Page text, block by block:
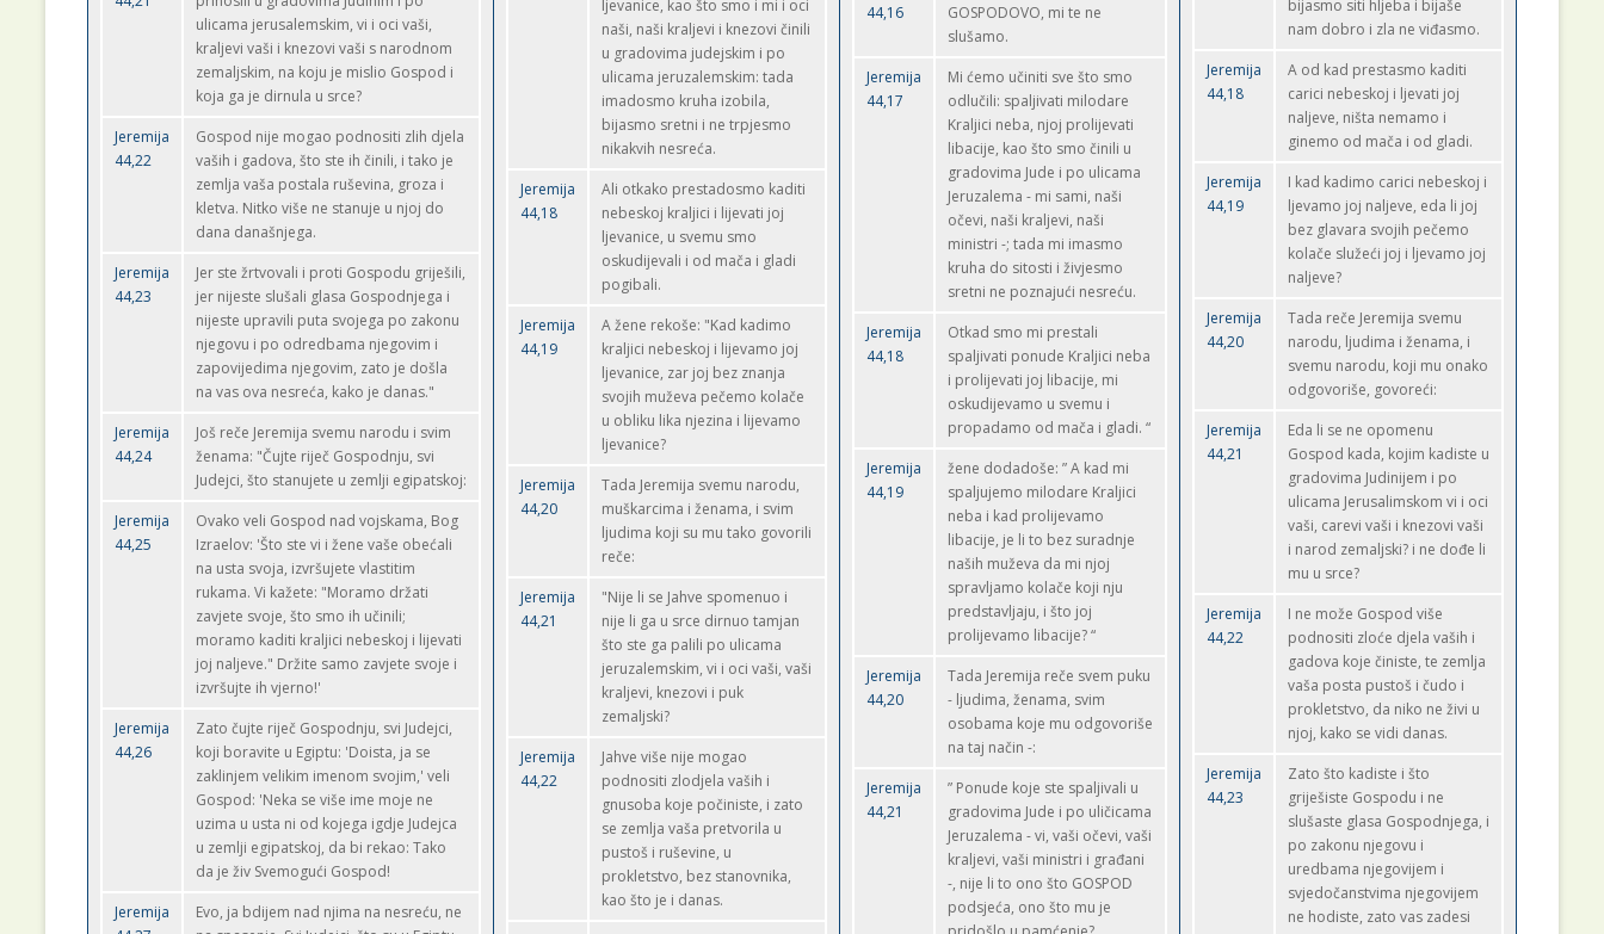
ulicama jerusalemskim, vi i oci vaši,
kraljevi vaši i knezovi vaši s narodnom
zemaljskim, na koju je mislio Gospod i
koja ga je dirnula u srce?
Jeremija
44,22
Gospod nije mogao podnositi zlih djela
vaših i gadova, što ste ih činili, i tako je
zemlja vaša postala ruševina, groza i
kletva. Nitko više ne stanuje u njoj do
dana današnjega.
Jeremija
44,23
Jer ste žrtvovali i proti Gospodu griješili,
jer nijeste slušali glasa Gospodnjega i
nijeste upravili puta svojega po zakonu
njegovu i po odredbama njegovim i
zapovijedima njegovim, zato je došla
na vas ova nesreća, kako je danas."
Jeremija
44,24
Još reče Jeremija svemu narodu i svim
ženama: "Čujte riječ Gospodnju, svi
Judejci, što stanujete u zemlji egipatskoj:
Jeremija
44,25
Ovako veli Gospod nad vojskama, Bog
Izraelov: 'Što ste vi i žene vaše obećali
na usta svoja, izvršujete vlastitim
rukama. Vi kažete: "Moramo držati
zavjete svoje, što smo ih učinili;
moramo kaditi kraljici nebeskoj i lijevati
joj naljeve." Držite samo zavjete svoje i
izvršujte ih vjerno!'
Jeremija
44,26
Zato čujte riječ Gospodnju, svi Judejci,
koji boravite u Egiptu: 'Doista, ja se
zaklinjem velikim imenom svojim,' veli
Gospod: 'Neka se više ime moje ne
uzima u usta ni od kojega igdje Judejca
u zemlji egipatskoj, da bi rekao: Tako
da je živ Svemogući Gospod!
Jeremija
Evo, ja bdijem nad njima na nesreću, ne
ljevanice, kao što smo i mi i oci
naši, naši kraljevi i knezovi činili
u gradovima judejskim i po
ulicama jeruzalemskim: tada
imadosmo kruha izobila,
bijasmo sretni i ne trpjesmo
nikakvih nesreća.
Jeremija
44,18
Ali otkako prestadosmo kaditi
nebeskoj kraljici i lijevati joj
ljevanice, u svemu smo
oskudijevali i od mača i gladi
pogibali.
Jeremija
44,19
A žene rekoše: "Kad kadimo
kraljici nebeskoj i lijevamo joj
ljevanice, zar joj bez znanja
svojih muževa pečemo kolače
u obliku lika njezina i lijevamo
ljevanice?
Jeremija
44,20
Tada Jeremija svemu narodu,
muškarcima i ženama, i svim
ljudima koji su mu tako govorili
reče:
Jeremija
44,21
"Nije li se Jahve spomenuo i
nije li ga u srce dirnuo tamjan
što ste ga palili po ulicama
jeruzalemskim, vi i oci vaši, vaši
kraljevi, knezovi i puk
zemaljski?
Jeremija
44,22
Jahve više nije mogao
podnositi zlodjela vaših i
gnusoba koje počiniste, i zato
se zemlja vaša pretvorila u
pustoš i ruševine, u
prokletstvo, bez stanovnika,
kao što je i danas.
44,16
GOSPODOVO, mi te ne
slušamo.
Jeremija
44,17
Mi ćemo učiniti sve što smo
odlučili: spaljivati milodare
Kraljici neba, njoj prolijevati
libacije, kao što smo činili u
gradovima Jude i po ulicama
Jeruzalema - mi sami, naši
očevi, naši kraljevi, naši
ministri -; tada mi imasmo
kruha do sitosti i živjesmo
sretni ne poznajući nesreću.
Jeremija
44,18
Otkad smo mi prestali
spaljivati ponude Kraljici neba
i prolijevati joj libacije, mi
oskudijevamo u svemu i
propadamo od mača i gladi. “
Jeremija
44,19
žene dodadoše: ” A kad mi
spaljujemo milodare Kraljici
neba i kad prolijevamo
libacije, je li to bez suradnje
naših muževa da mi njoj
spravljamo kolače koji nju
predstavljaju, i što joj
prolijevamo libacije? “
Jeremija
44,20
Tada Jeremija reče svem puku
- ljudima, ženama, svim
osobama koje mu odgovoriše
na taj način -:
Jeremija
44,21
” Ponude koje ste spaljivali u
gradovima Jude i po uličicama
Jeruzalema - vi, vaši očevi, vaši
kraljevi, vaši ministri i građani
-, nije li to ono što GOSPOD
podsjeća, ono što mu je
bijasmo siti hljeba i bijaše
nam dobro i zla ne viđasmo.
Jeremija
44,18
A od kad prestasmo kaditi
carici nebeskoj i ljevati joj
naljeve, ništa nemamo i
ginemo od mača i od gladi.
Jeremija
44,19
I kad kadimo carici nebeskoj i
ljevamo joj naljeve, eda li joj
bez glavara svojih pečemo
kolače služeći joj i ljevamo joj
naljeve?
Jeremija
44,20
Tada reče Jeremija svemu
narodu, ljudima i ženama, i
svemu narodu, koji mu onako
odgovoriše, govoreći:
Jeremija
44,21
Eda li se ne opomenu
Gospod kada, kojim kadiste u
gradovima Judinijem i po
ulicama Jerusalimskom vi i oci
vaši, carevi vaši i knezovi vaši
i narod zemaljski? i ne dođe li
mu u srce?
Jeremija
44,22
I ne može Gospod više
podnositi zloće djela vaših i
gadova koje činiste, te zemlja
vaša posta pustoš i čudo i
prokletstvo, da niko ne živi u
njoj, kako se vidi danas.
Jeremija
44,23
Zato što kadiste i što
griješiste Gospodu i ne
slušaste glasa Gospodnjega, i
po zakonu njegovu i
uredbama njegovijem i
svjedočanstvima njegovijem
ne hodiste, zato vas zadesi